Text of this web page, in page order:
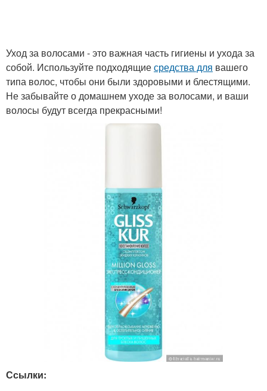
Уход за волосами - это важная часть гигиены и ухода за
собой. Используйте подходящиесредства для вашего
типа волос, чтобы они были здоровыми и блестящими.
Не забывайте о домашнем уходе за волосами, и ваши
волосы будут всегда прекрасными!
Ссылки: